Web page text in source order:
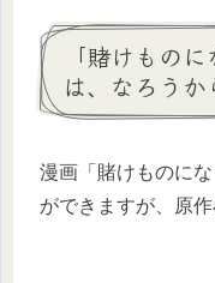
「賭けもの
は、なろうか
漫画「賭けものに
ができますが、原作